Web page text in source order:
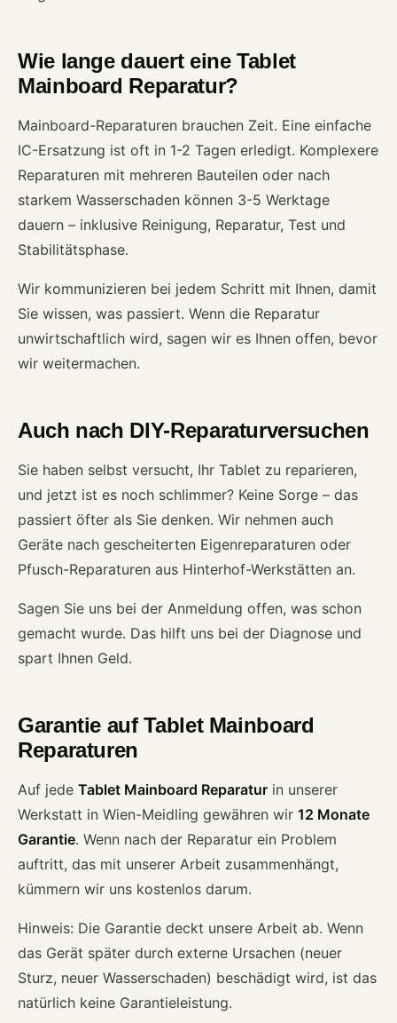
Wie lange dauert eine Tablet
Mainboard Reparatur?
Mainboard-Reparaturen brauchen Zeit. Eine einfache
IC-Ersatzung ist oft in 1-2 Tagen erledigt. Komplexere
Reparaturen mit mehreren Bauteilen oder nach
starkem Wasserschaden können 3-5 Werktage
dauern – inklusive Reinigung, Reparatur, Test und
Stabilitätsphase.
Wir kommunizieren bei jedem Schritt mit Ihnen, damit
Sie wissen, was passiert. Wenn die Reparatur
unwirtschaftlich wird, sagen wir es Ihnen offen, bevor
wir weitermachen.
Auch nach DIY-Reparaturversuchen
Sie haben selbst versucht, Ihr Tablet zu reparieren,
und jetzt ist es noch schlimmer? Keine Sorge – das
passiert öfter als Sie denken. Wir nehmen auch
Geräte nach gescheiterten Eigenreparaturen oder
Pfusch-Reparaturen aus Hinterhof-Werkstätten an.
Sagen Sie uns bei der Anmeldung offen, was schon
gemacht wurde. Das hilft uns bei der Diagnose und
spart Ihnen Geld.
Garantie auf Tablet Mainboard
Reparaturen
Auf jede Tablet Mainboard Reparatur in unserer
Werkstatt in Wien-Meidling gewähren wir 12 Monate
Garantie. Wenn nach der Reparatur ein Problem
auftritt, das mit unserer Arbeit zusammenhängt,
kümmern wir uns kostenlos darum.
Hinweis: Die Garantie deckt unsere Arbeit ab. Wenn
das Gerät später durch externe Ursachen (neuer
Sturz, neuer Wasserschaden) beschädigt wird, ist das
natürlich keine Garantieleistung.